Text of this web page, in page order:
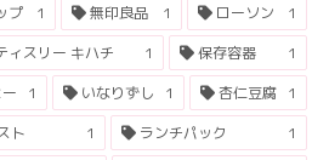
プ 1 無印良品 1 ローソン
1
ィスリー キハチ 1 保存容器
1
1 いなりずし 1 杏仁豆腐 1
ト
1 ランチパック
1